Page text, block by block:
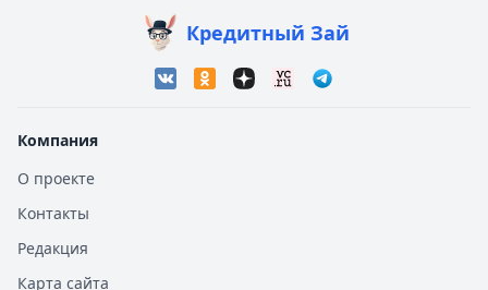
Кредитный Зай
Компания
О проекте
Контакты
Редакция
Карта сайта